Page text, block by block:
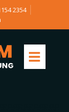
2354